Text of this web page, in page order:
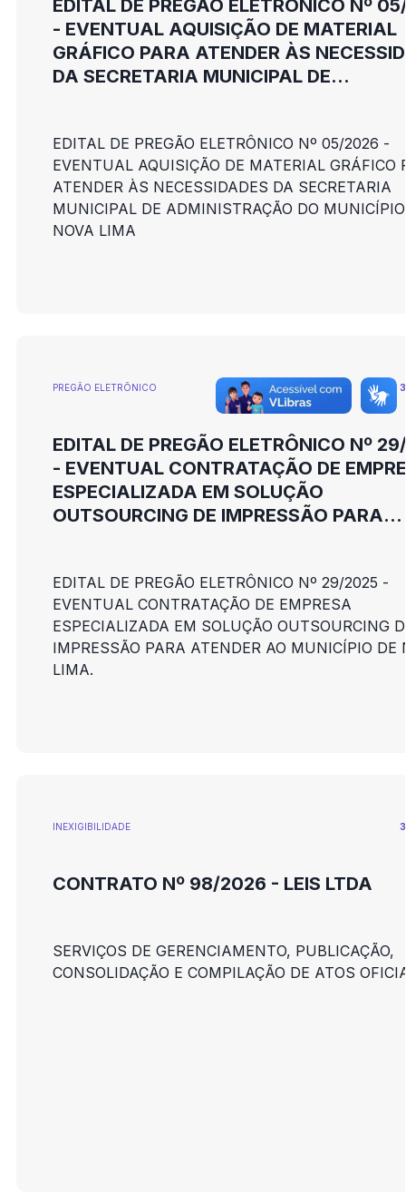
EDITAL DE PREGÃO ELETRÔNICO Nº
- EVENTUAL AQUISIÇÃO DE MATERIAL
GRÁFICO PARA ATENDER ÀS
DA SECRETARIA MUNICIPAL DE
EDITAL DE PREGÃO ELETRÔNICO Nº 05/2026 -
EVENTUAL AQUISIÇÃO DE MATERIAL GRÁFICO
ATENDER ÀS NECESSIDADES DA SECRETARIA
MUNICIPAL DE ADMINISTRAÇÃO DO
NOVA LIMA
PREGÃO ELETRÕNICO
EDITAL DE PREGÃO ELETRÔNICO Nº
- EVENTUAL CONTRATAÇÃO DE
ESPECIALIZADA EM SOLUÇÃO
OUTSOURCING DE IMPRESSÃO PARA
EDITAL DE PREGÃO ELETRÔNICO Nº 29/2025 -
EVENTUAL CONTRATAÇÃO DE EMPRESA
ESPECIALIZADA EM SOLUÇÃO OUTSOURCING
IMPRESSÃO PARA ATENDER AO MUNICÍPIO DE
LIMA.
INEXIGIBILIDADE
CONTRATO Nº 98/2026 - LEIS LTDA
SERVIÇOS DE GERENCIAMENTO, PUBLICAÇÃO,
CONSOLIDAÇÃO E COMPILAÇÃO DE ATOS